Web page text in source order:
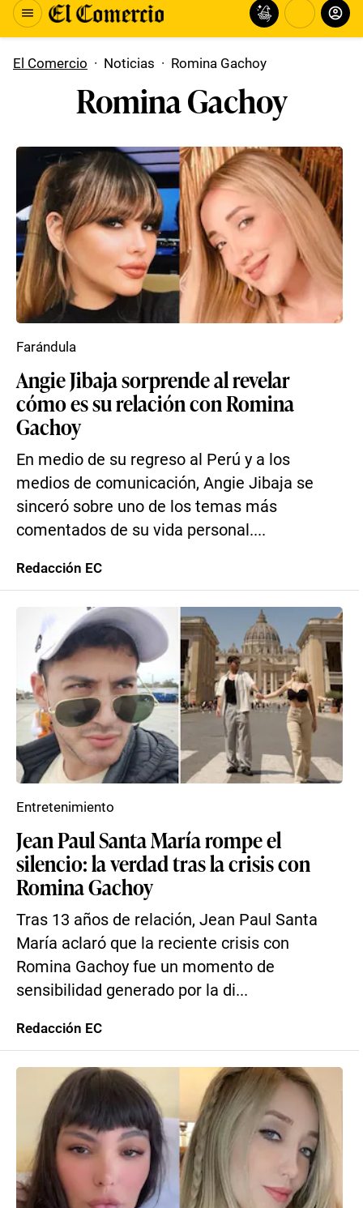
El Comercio · Noticias · Romina Gachoy
Romina Gachoy
Angie Jibaja sorprende al revelar
cómo es su relación con Romina
Gachoy
En medio de su regreso al Perú y a los
medios de comunicación, Angie Jibaja se
sinceró sobre uno de los temas más
comentados de su vida personal....
Farándula
Redacción EC
Jean Paul Santa María rompe el
silencio: la verdad tras la crisis con
Romina Gachoy
Tras 13 años de relación, Jean Paul Santa
María aclaró que la reciente crisis con
Romina Gachoy fue un momento de
sensibilidad generado por la di...
Entretenimiento
Redacción EC